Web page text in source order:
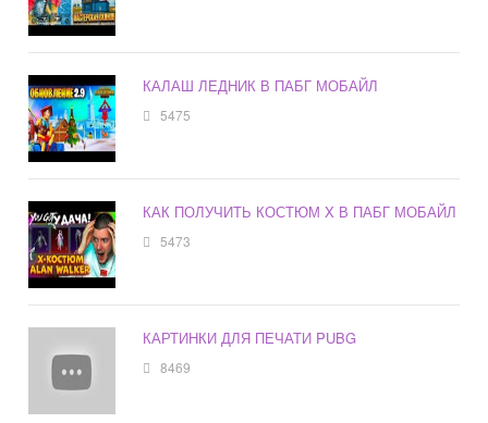
КАЛАШ ЛЕДНИК В ПАБГ МОБАЙЛ
5475
КАК ПОЛУЧИТЬ КОСТЮМ X В ПАБГ МОБАЙЛ
5473
КАРТИНКИ ДЛЯ ПЕЧАТИ PUBG
8469